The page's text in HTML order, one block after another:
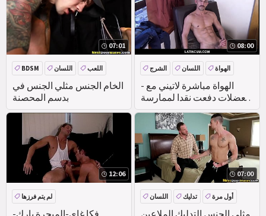
07:01
الخام الجنس مثلي الجنس في
بدسم المحصنة
BDSM اللسان
اللعب
الحمار
08:00
- الهواة مباشرة لاتيني مع
العضلات دفعت نقدا لممارسة
الجنس مثلي الجنس
الشرج اللسان
الهواة
أول مرة
12:06
لم يتم فرزها
07:00
اللسان تدليك أول مرة